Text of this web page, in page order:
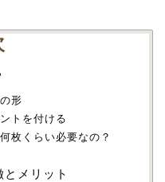
形
トを付ける
枚くらい必要なの？
メリット